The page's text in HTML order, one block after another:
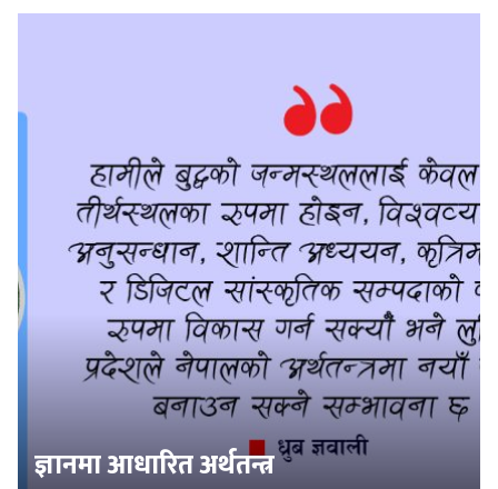
ज्ञानमा आधारित अर्थतन्त्र